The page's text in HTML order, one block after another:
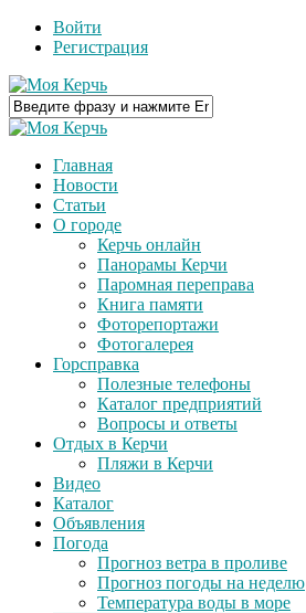
Войти
Регистрация
Главная
Новости
Статьи
О городе
Керчь онлайн
Панорамы Керчи
Паромная переправа
Книга памяти
Фоторепортажи
Фотогалерея
Горсправка
Полезные телефоны
Каталог предприятий
Вопросы и ответы
Отдых в Керчи
Пляжи в Керчи
Видео
Каталог
Объявления
Погода
Прогноз ветра в проливе
Прогноз погоды на неделю
Температура воды в море